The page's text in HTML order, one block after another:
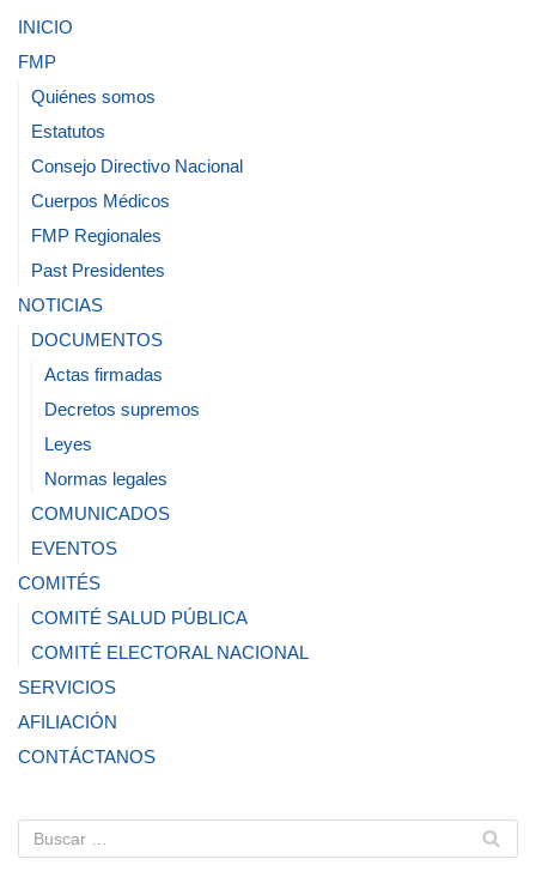
INICIO
FMP
Quiénes somos
Estatutos
Consejo Directivo Nacional
Cuerpos Médicos
FMP Regionales
Past Presidentes
NOTICIAS
DOCUMENTOS
Actas firmadas
Decretos supremos
Leyes
Normas legales
COMUNICADOS
EVENTOS
COMITÉS
COMITÉ SALUD PÚBLICA
COMITÉ ELECTORAL NACIONAL
SERVICIOS
AFILIACIÓN
CONTÁCTANOS